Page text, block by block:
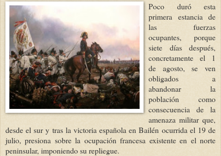
Poco duró esta
primera estancia de
las fuerzas
ocupantes, porque
siete días después,
concretamente el 1
de agosto, se ven
obligados a
abandonar la
población como
consecuencia de la
amenaza militar que,
desde el sur y tras la victoria española en Bailén ocurrida el 19 de
julio, presiona sobre la ocupación francesa existente en el norte
peninsular, imponiendo su repliegue.